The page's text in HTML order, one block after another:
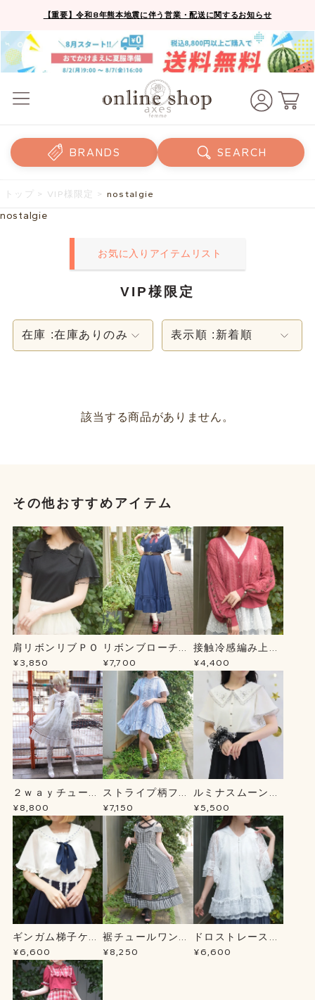
【重要】令和8年熊本地震に伴う営業・配送に関するお知らせ
BRANDS SEARCH
トップ > VIP様限定 > nostalgie
nostalgie
お気に入りアイテムリスト
VIP様限定
在庫 :在庫ありのみ 表示順 : 新着順
該当する商品がありません。
その他おすすめアイテム
肩リボンリブＰＯ
¥3,850
リボンブローチ薔
薇刺繍ＯＰ
¥7,700
接触冷感編み上げ
ニットＣＤ
¥4,400
２ｗａｙチュール
チュニック
¥8,800
ストライプ柄フー
ドシャツＯＰ
¥7,150
ルミナスムーン刺
繍ブラウス
¥5,500
ギンガム梯子ケー
プＢＬ
¥6,600
裾チュールワンピ
ース
¥8,250
ドロストレースパ
ーカー
¥6,600